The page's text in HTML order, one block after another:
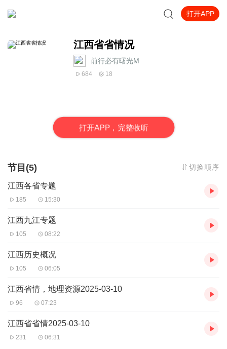
打开APP
江西省省情况
前行必有曙光M
684 18
打开APP，完整收听
节目(5) 切换顺序
江西各省专题
185 15:30
江西九江专题
105 08:22
江西历史概况
105 06:05
江西省情，地理资源2025-03-10
96 07:23
江西省省情2025-03-10
231 06:31